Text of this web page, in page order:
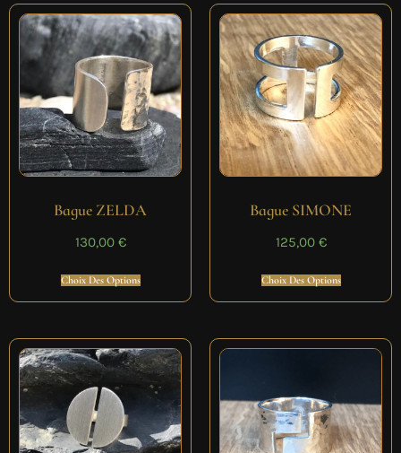
Bague ZELDA
130,00 €
Choix Des Options
Bague SIMONE
125,00 €
Choix Des Options